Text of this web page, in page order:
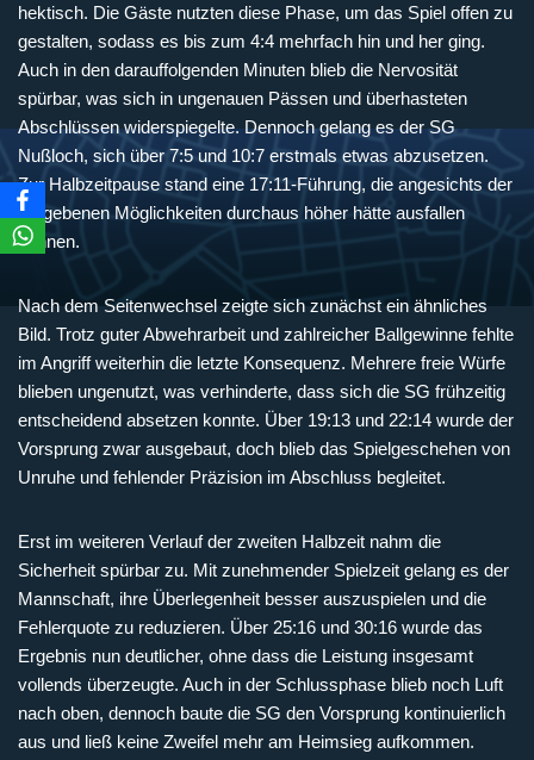
hektisch. Die Gäste nutzten diese Phase, um das Spiel offen zu
gestalten, sodass es bis zum 4:4 mehrfach hin und her ging.
Auch in den darauffolgenden Minuten blieb die Nervosität
spürbar, was sich in ungenauen Pässen und überhasteten
Abschlüssen widerspiegelte. Dennoch gelang es der SG
Nußloch, sich über 7:5 und 10:7 erstmals etwas abzusetzen.
Zur Halbzeitpause stand eine 17:11-Führung, die angesichts der
vergebenen Möglichkeiten durchaus höher hätte ausfallen
können.
Nach dem Seitenwechsel zeigte sich zunächst ein ähnliches
Bild. Trotz guter Abwehrarbeit und zahlreicher Ballgewinne fehlte
im Angriff weiterhin die letzte Konsequenz. Mehrere freie Würfe
blieben ungenutzt, was verhinderte, dass sich die SG frühzeitig
entscheidend absetzen konnte. Über 19:13 und 22:14 wurde der
Vorsprung zwar ausgebaut, doch blieb das Spielgeschehen von
Unruhe und fehlender Präzision im Abschluss begleitet.
Erst im weiteren Verlauf der zweiten Halbzeit nahm die
Sicherheit spürbar zu. Mit zunehmender Spielzeit gelang es der
Mannschaft, ihre Überlegenheit besser auszuspielen und die
Fehlerquote zu reduzieren. Über 25:16 und 30:16 wurde das
Ergebnis nun deutlicher, ohne dass die Leistung insgesamt
vollends überzeugte. Auch in der Schlussphase blieb noch Luft
nach oben, dennoch baute die SG den Vorsprung kontinuierlich
aus und ließ keine Zweifel mehr am Heimsieg aufkommen.